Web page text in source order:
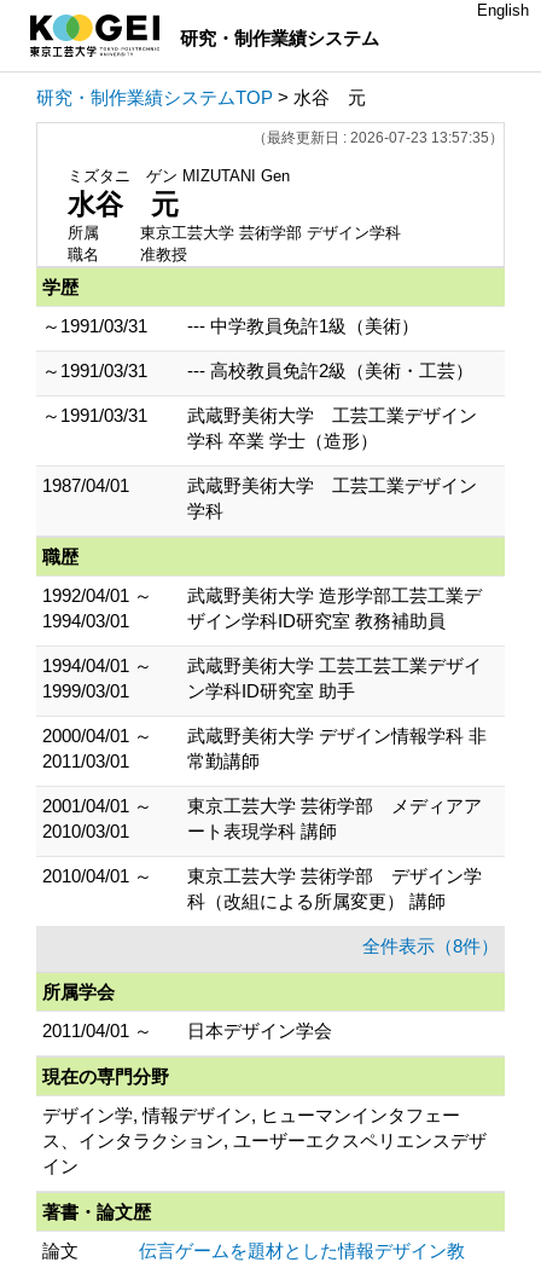
研究・制作業績システム
English
研究・制作業績システムTOP > 水谷 元
（最終更新日 : 2026-07-23 13:57:35）
ミズタニ ゲン MIZUTANI Gen
水谷 元
所属
東京工芸大学 芸術学部 デザイン学科
職名
准教授
学歴
～1991/03/31
--- 中学教員免許1級（美術）
～1991/03/31 --- 高校教員免許2級（美術・工芸）
～1991/03/31
武蔵野美術大学 工芸工業デザイン
学科 卒業 学士（造形）
1987/04/01
武蔵野美術大学 工芸工業デザイン
学科
職歴
1992/04/01 ～
1994/03/01
武蔵野美術大学 造形学部工芸工業デ
ザイン学科ID研究室 教務補助員
1994/04/01 ～
1999/03/01
武蔵野美術大学 工芸工芸工業デザイ
ン学科ID研究室 助手
2000/04/01 ～
2011/03/01
武蔵野美術大学 デザイン情報学科 非
常勤講師
2001/04/01 ～
2010/03/01
東京工芸大学 芸術学部 メディアア
ート表現学科 講師
2010/04/01 ～
東京工芸大学 芸術学部 デザイン学
科（改組による所属変更） 講師
全件表示（8件）
所属学会
2011/04/01 ～
日本デザイン学会
現在の専門分野
デザイン学, 情報デザイン, ヒューマンインタフェー
ス、インタラクション, ユーザーエクスペリエンスデザ
イン
著書・論文歴
論文
伝言ゲームを題材とした情報デザイン教